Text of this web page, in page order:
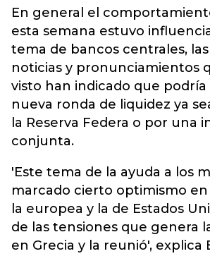
En general el
esta semana estuvo
tema de bancos centrales,
noticias y pronunciamientos
visto han indicado que
nueva ronda de liquidez ya
la Reserva Federa o por una
conjunta.
'Este tema de la ayuda a los
marcado cierto optimismo
la europea y la de Estados
de las tensiones que genera
en Grecia y la reunió', explica